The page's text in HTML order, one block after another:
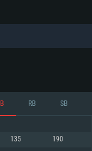
RB SB
135 190